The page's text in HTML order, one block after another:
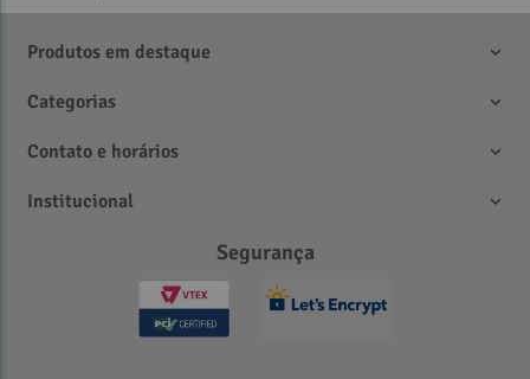
Produtos em destaque
Categorias
Contato e horários
Institucional
Segurança